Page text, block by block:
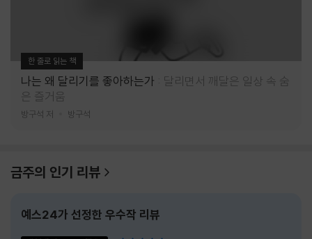
한 줄로 읽는 책
나는 왜 달리기를 좋아하는가
달리면서 깨달은 일상 속 숨
은 즐거움
방구석 저 방구석
금주의 인기 리뷰
예스24가 선정한 우수작 리뷰